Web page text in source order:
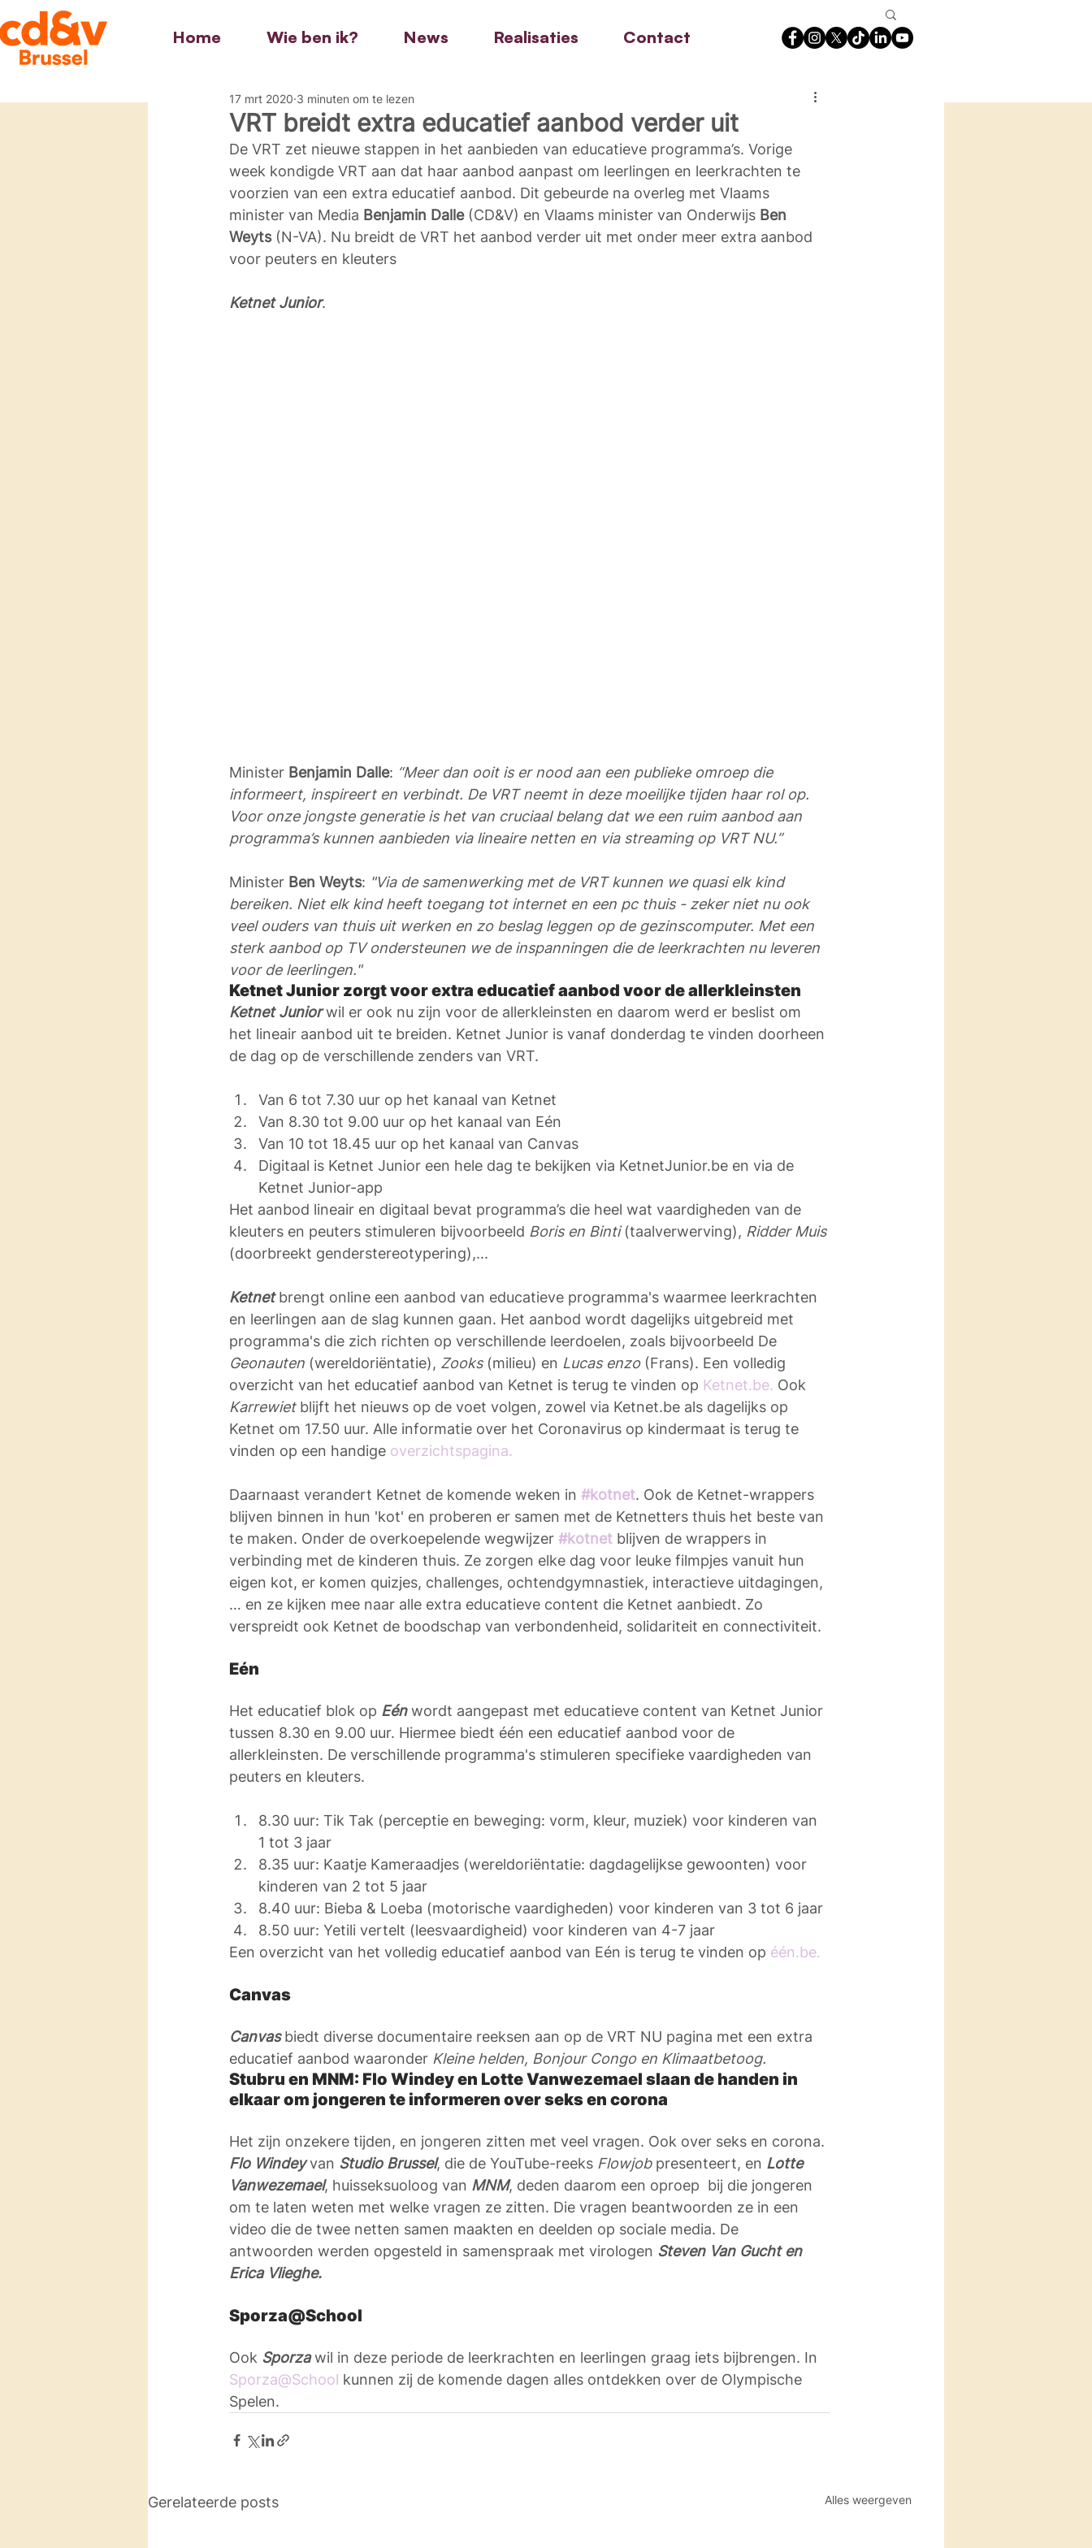
Home Wie ben ik? News Realisaties Contact
VRT breidt extra educatief aanbod verder uit
17 mrt 2020 3 minuten om te lezen
De VRT zet nieuwe stappen in het aanbieden van educatieve programma’s. Vorige
week kondigde VRT aan dat haar aanbod aanpast om leerlingen en leerkrachten te
voorzien van een extra educatief aanbod. Dit gebeurde na overleg met Vlaams
minister van Media Benjamin Dalle (CD&V) en Vlaams minister van Onderwijs Ben
Weyts (N-VA). Nu breidt de VRT het aanbod verder uit met onder meer extra aanbod
voor peuters en kleuters
Ketnet Junior.
Minister Benjamin Dalle: “Meer dan ooit is er nood aan een publieke omroep die
informeert, inspireert en verbindt. De VRT neemt in deze moeilijke tijden haar rol op.
Voor onze jongste generatie is het van cruciaal belang dat we een ruim aanbod aan
programma’s kunnen aanbieden via lineaire netten en via streaming op VRT NU.”
Minister Ben Weyts: "Via de samenwerking met de VRT kunnen we quasi elk kind
bereiken. Niet elk kind heeft toegang tot internet en een pc thuis - zeker niet nu ook
veel ouders van thuis uit werken en zo beslag leggen op de gezinscomputer. Met een
sterk aanbod op TV ondersteunen we de inspanningen die de leerkrachten nu leveren
voor de leerlingen."
Ketnet Junior zorgt voor extra educatief aanbod voor de allerkleinsten
Ketnet Junior wil er ook nu zijn voor de allerkleinsten en daarom werd er beslist om
het lineair aanbod uit te breiden. Ketnet Junior is vanaf donderdag te vinden doorheen
de dag op de verschillende zenders van VRT.
Van 6 tot 7.30 uur op het kanaal van Ketnet
Van 8.30 tot 9.00 uur op het kanaal van Eén
Van 10 tot 18.45 uur op het kanaal van Canvas
Digitaal is Ketnet Junior een hele dag te bekijken via KetnetJunior.be en via de
Ketnet Junior-app
Het aanbod lineair en digitaal bevat programma’s die heel wat vaardigheden van de
kleuters en peuters stimuleren bijvoorbeeld Boris en Binti (taalverwerving), Ridder Muis
(doorbreekt genderstereotypering),...
Ketnet brengt online een aanbod van educatieve programma's waarmee leerkrachten
en leerlingen aan de slag kunnen gaan. Het aanbod wordt dagelijks uitgebreid met
programma's die zich richten op verschillende leerdoelen, zoals bijvoorbeeld De
Geonauten (wereldoriëntatie), Zooks (milieu) en Lucas enzo (Frans). Een volledig
overzicht van het educatief aanbod van Ketnet is terug te vinden op Ketnet.be. Ook
Karrewiet blijft het nieuws op de voet volgen, zowel via Ketnet.be als dagelijks op
Ketnet om 17.50 uur. Alle informatie over het Coronavirus op kindermaat is terug te
vinden op een handige overzichtspagina.
Daarnaast verandert Ketnet de komende weken in #kotnet. Ook de Ketnet-wrappers
blijven binnen in hun 'kot' en proberen er samen met de Ketnetters thuis het beste van
te maken. Onder de overkoepelende wegwijzer #kotnet blijven de wrappers in
verbinding met de kinderen thuis. Ze zorgen elke dag voor leuke filmpjes vanuit hun
eigen kot, er komen quizjes, challenges, ochtendgymnastiek, interactieve uitdagingen,
… en ze kijken mee naar alle extra educatieve content die Ketnet aanbiedt. Zo
verspreidt ook Ketnet de boodschap van verbondenheid, solidariteit en connectiviteit.
Eén
Het educatief blok op Eén wordt aangepast met educatieve content van Ketnet Junior
tussen 8.30 en 9.00 uur. Hiermee biedt één een educatief aanbod voor de
allerkleinsten. De verschillende programma's stimuleren specifieke vaardigheden van
peuters en kleuters.
8.30 uur: Tik Tak (perceptie en beweging: vorm, kleur, muziek) voor kinderen van
1 tot 3 jaar
8.35 uur: Kaatje Kameraadjes (wereldoriëntatie: dagdagelijkse gewoonten) voor
kinderen van 2 tot 5 jaar
8.40 uur: Bieba & Loeba (motorische vaardigheden) voor kinderen van 3 tot 6 jaar
8.50 uur: Yetili vertelt (leesvaardigheid) voor kinderen van 4-7 jaar
Een overzicht van het volledig educatief aanbod van Eén is terug te vinden op één.be.
Canvas
Canvas biedt diverse documentaire reeksen aan op de VRT NU pagina met een extra
educatief aanbod waaronder Kleine helden, Bonjour Congo en Klimaatbetoog.
Stubru en MNM: Flo Windey en Lotte Vanwezemael slaan de handen in
elkaar om jongeren te informeren over seks en corona
Het zijn onzekere tijden, en jongeren zitten met veel vragen. Ook over seks en corona.
Flo Windey van Studio Brussel, die de YouTube-reeks Flowjob presenteert, en Lotte
Vanwezemael, huisseksuoloog van MNM, deden daarom een oproep  bij die jongeren
om te laten weten met welke vragen ze zitten. Die vragen beantwoorden ze in een
video die de twee netten samen maakten en deelden op sociale media. De
antwoorden werden opgesteld in samenspraak met virologen Steven Van Gucht en
Erica Vlieghe.
Sporza@School
Ook Sporza wil in deze periode de leerkrachten en leerlingen graag iets bijbrengen. In
Sporza@School kunnen zij de komende dagen alles ontdekken over de Olympische
Spelen.
Gerelateerde posts Alles weergeven